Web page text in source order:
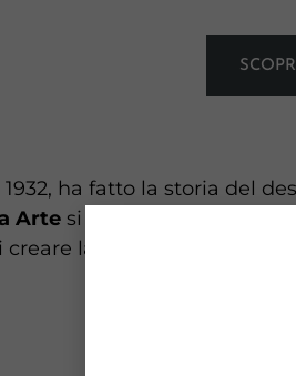
1932, ha fatto la storia del
Arte si è ispirato ed ha
creare la giusta atmosfera